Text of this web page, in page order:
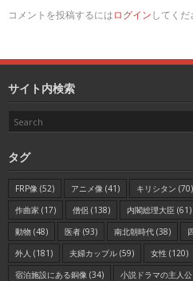
コメントを投稿するにはログインしてくだ
サイト内検索
タグ
FRP像 (52) アニメ像 (41) キリシタン (70)
作曲家 (17) 僧侶 (138) 内閣総理大臣 (61)
動物 (48) 医者 (93) 南北朝時代 (38)
外人 (181) 夫婦カップル (59) 女性 (120)
宿泊施設にある銅像 (34) 小説ドラマの主人公